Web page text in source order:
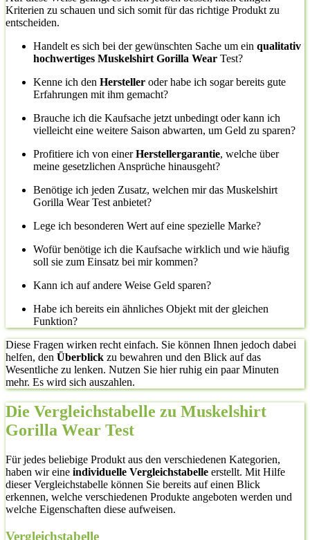
Kriterien zu schauen und sich somit für das richtige Produkt zu
entscheiden.
Handelt es sich bei der gewünschten Sache um ein qualitativ
hochwertiges Muskelshirt Gorilla Wear Test?
Kenne ich den Hersteller oder habe ich sogar bereits gute
Erfahrungen mit ihm gemacht?
Brauche ich die Kaufsache jetzt unbedingt oder kann ich
vielleicht eine weitere Saison abwarten, um Geld zu sparen?
Profitiere ich von einerHerstellergarantie, welche über
meine gesetzlichen Ansprüche hinausgeht?
Benötige ich jeden Zusatz, welchen mir das Muskelshirt
Gorilla Wear Test anbietet?
Lege ich besonderen Wert auf eine spezielle Marke?
Wofür benötige ich die Kaufsache wirklich und wie häufig
soll sie zum Einsatz bei mir kommen?
Kann ich auf andere Weise Geld sparen?
Habe ich bereits ein ähnliches Objekt mit der gleichen
Funktion?
Diese Fragen wirken recht einfach. Sie können Ihnen jedoch dabei
helfen, den Überblick zu bewahren und den Blick auf das
Wesentliche zu lenken. Nutzen Sie hier ruhig ein paar Minuten
mehr. Es wird sich auszahlen.
Die Vergleichstabelle zu Muskelshirt
Gorilla Wear Test
Für jedes beliebige Produkt aus den verschiedenen Kategorien,
haben wir eine individuelle Vergleichstabelle erstellt. Mit Hilfe
dieser Vergleichstabelle können Sie bereits auf einen Blick
erkennen, welche verschiedenen Produkte angeboten werden und
welche Eigenschaften diese aufweisen.
Vergleichstabelle